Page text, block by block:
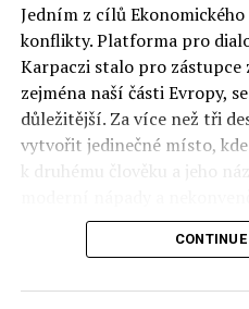
Jedním z cílů
konflikty. Platforma pro
Karpaczi stalo pro
zejména naší části Evropy,
důležitější. Za více než tři
vytvořit jedinečné místo,
k druhému člověku a jeho
Polsko musí mít instituce,
politický tým. Pouze to vám